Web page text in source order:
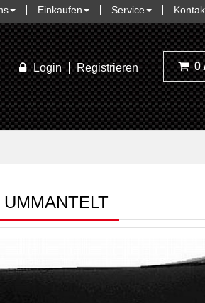
Einkaufen Service
Login Registrieren 0